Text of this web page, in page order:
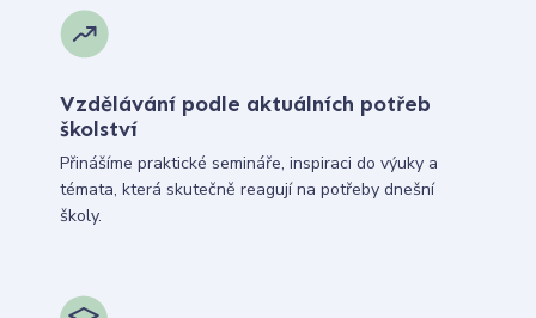
Vzdělávání podle aktuálních potřeb
školství
Přinášíme praktické semináře, inspiraci do výuky a
témata, která skutečně reagují na potřeby dnešní
školy.